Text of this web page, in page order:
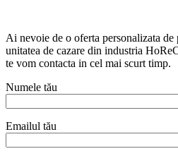
Ai nevoie de o oferta personalizata de
unitatea de cazare din industria
te vom contacta in cel mai scurt timp.
Numele tău
Emailul tău